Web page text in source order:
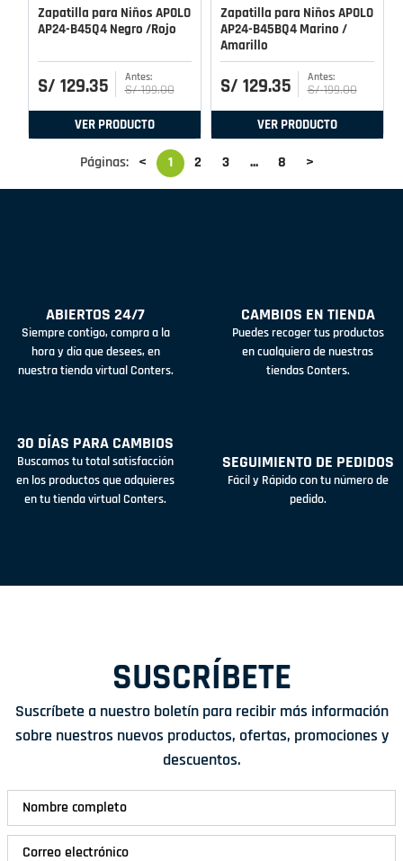
Zapatilla para Niños APOLO
AP24-B45Q4 Negro /Rojo
S/ 129.35 S/ 199.00
VER PRODUCTO
Zapatilla para Niños APOLO
AP24-B45BQ4 Marino /
Amarillo
S/ 129.35 S/ 199.00
VER PRODUCTO
Páginas: < 1 2 3 ... 8 >
ABIERTOS 24/7
Siempre contigo, compra a la
hora y día que desees, en
nuestra tienda virtual Conters.
CAMBIOS EN TIENDA
Puedes recoger tus productos
en cualquiera de nuestras
tiendas Conters.
30 DÍAS PARA CAMBIOS
Buscamos tu total satisfacción
en los productos que adquieres
en tu tienda virtual Conters.
SEGUIMIENTO DE PEDIDOS
Fácil y Rápido con tu número de
pedido.
SUSCRÍBETE
Suscríbete a nuestro boletín para recibir más información
sobre nuestros nuevos productos, ofertas, promociones y
descuentos.